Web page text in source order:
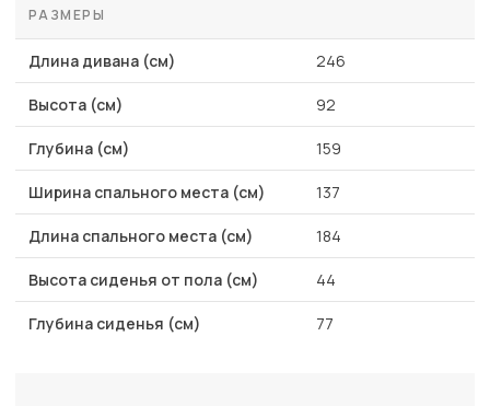
РАЗМЕРЫ
Длина дивана (см) 246
Высота (см) 92
Глубина (см) 159
Ширина спального места (см) 137
Длина спального места (см) 184
Высота сиденья от пола (см) 44
Глубина сиденья (см) 77